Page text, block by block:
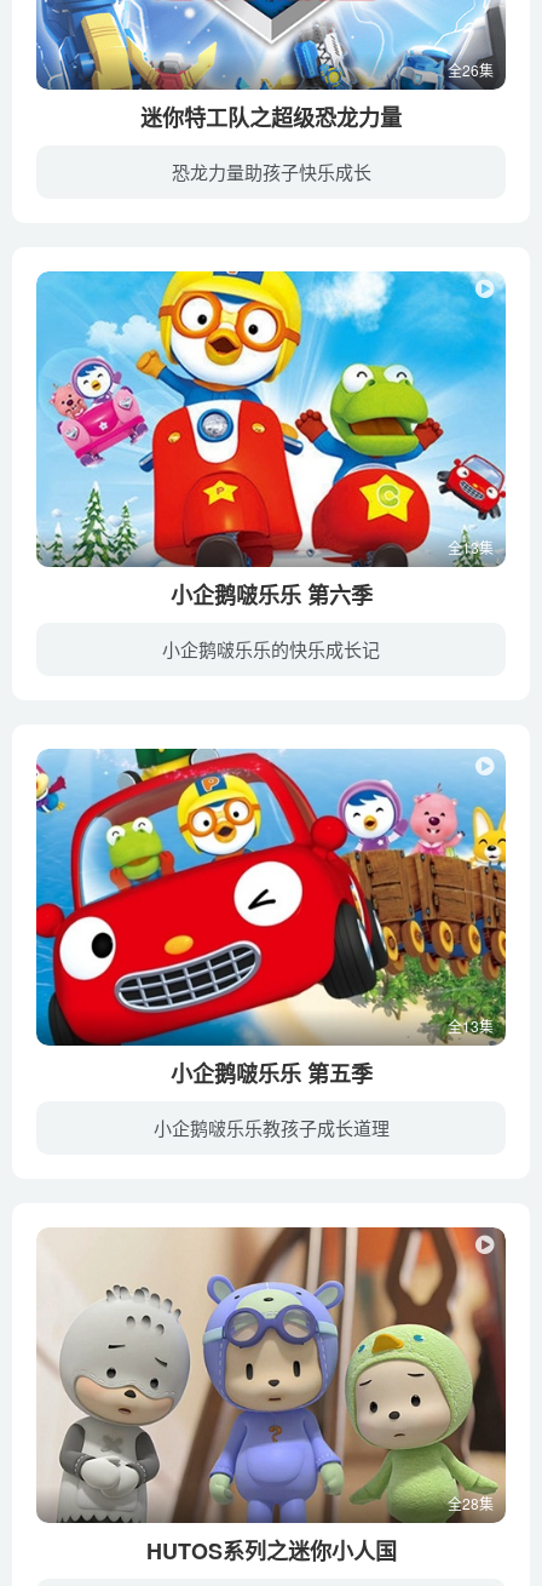
全26集
迷你特工队之超级恐龙力量
恐龙力量助孩子快乐成长
全13集
小企鹅啵乐乐 第六季
小企鹅啵乐乐的快乐成长记
全13集
小企鹅啵乐乐 第五季
小企鹅啵乐乐教孩子成长道理
全28集
HUTOS系列之迷你小人国